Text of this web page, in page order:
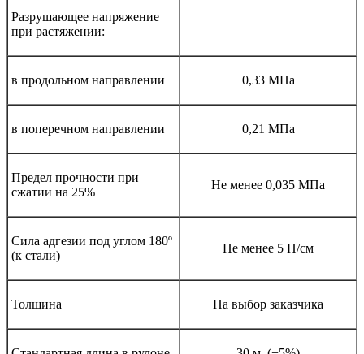
Разрушающее напряжение
при растяжении:
в продольном направлении 0,33 МПа
в поперечном направлении 0,21 МПа
Предел прочности при
сжатии на 25%
Не менее 0,035 МПа
Сила адгезии под углом 180º
(к стали)
Не менее 5 Н/см
Толщина На выбор заказчика